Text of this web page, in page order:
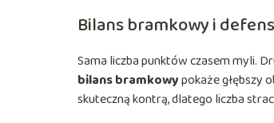
Bilans bramkowy i
Sama liczba punktów czasem myli.
bilans bramkowypokaże głębszy
skuteczną kontrą, dlatego liczba